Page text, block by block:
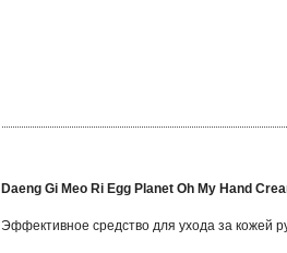
Daeng Gi Meo Ri Egg Planet Oh My Hand
Эффективное средство для ухода за кожей